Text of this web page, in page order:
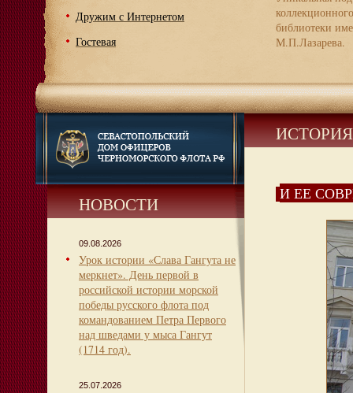
Дружим с Интернетом
Гостевая
библиотеки
М.П.Лазарева.
НОВОСТИ
09.08.2026
Урок истории «Слава Гангута не
меркнет». День первой в
российской истории морской
победы русского флота под
командованием Петра Первого
над шведами у мыса Гангут
(1714 год).
25.07.2026
И ЕЕ